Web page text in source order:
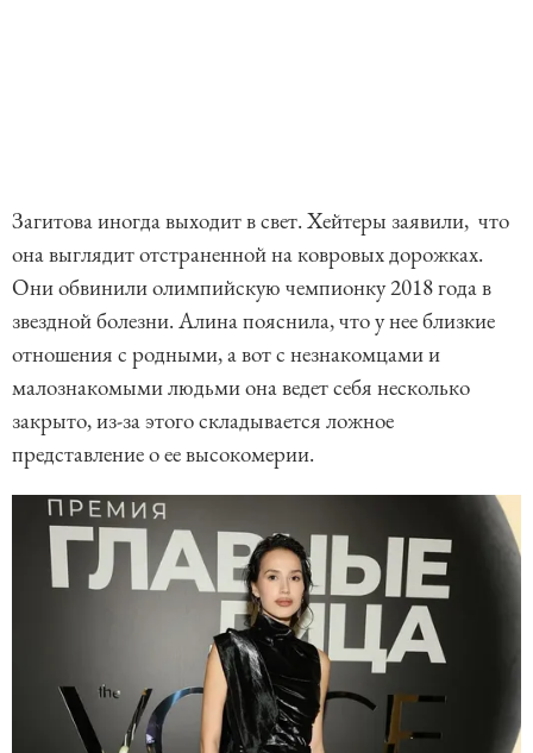
Загитова иногда выходит в свет. Хейтеры заявили, что
она выглядит отстраненной на ковровых дорожках.
Они обвинили олимпийскую чемпионку 2018 года в
звездной болезни. Алина пояснила, что у нее близкие
отношения с родными, а вот с незнакомцами и
малознакомыми людьми она ведет себя несколько
закрыто, из-за этого складывается ложное
представление о ее высокомерии.